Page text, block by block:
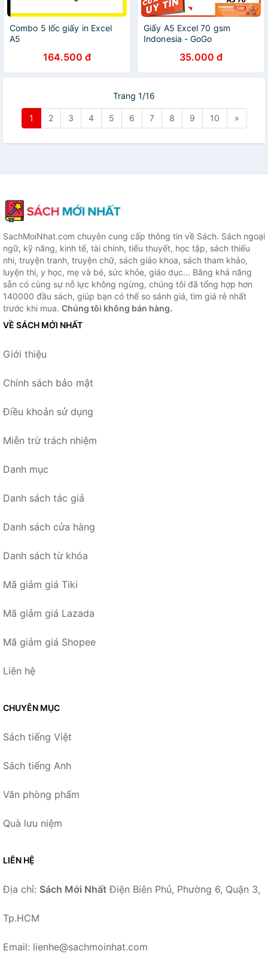
Combo 5 lốc giấy in Excel
A5
164.500 đ
Giấy A5 Excel 70 gsm
Indonesia - GoGo
35.000 đ
Trang 1/16
1 2 3 4 5 6 7 8 9 10 »
SachMoiNhat.com chuyên cung cấp thông tin về Sách. Sách ngoại
ngữ, kỹ năng, kinh tế, tài chính, tiểu thuyết, học tập, sách thiếu
nhi, truyện tranh, truyện chữ, sách giáo khoa, sách tham khảo,
luyện thi, y học, mẹ và bé, sức khỏe, giáo dục... Bằng khả năng
sẵn có cùng sự nỗ lực không ngừng, chúng tôi đã tổng hợp hơn
140000 đầu sách, giúp bạn có thể so sánh giá, tìm giá rẻ nhất
trước khi mua. Chúng tôi không bán hàng.
VỀ SÁCH MỚI NHẤT
Giới thiệu
Chính sách bảo mật
Điều khoản sử dụng
Miễn trừ trách nhiệm
Danh mục
Danh sách tác giả
Danh sách cửa hàng
Danh sách từ khóa
Mã giảm giá Tiki
Mã giảm giá Lazada
Mã giảm giá Shopee
Liên hệ
CHUYÊN MỤC
Sách tiếng Việt
Sách tiếng Anh
Văn phòng phẩm
Quà lưu niệm
LIÊN HỆ
Địa chỉ: Sách Mới Nhất Điện Biên Phủ, Phường 6, Quận 3,
Tp.HCM
Email: lienhe@sachmoinhat.com